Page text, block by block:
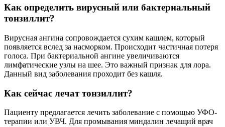
Как определить вирусный или бактериальный
тонзиллит?
Вирусная ангина сопровождается сухим кашлем, который
появляется вслед за насморком. Происходит частичная потеря
голоса. При бактериальной ангине увеличиваются
лимфатические узлы на шее. Это важный признак для лора.
Данный вид заболевания проходит без кашля.
Как сейчас лечат тонзиллит?
Пациенту предлагается лечить заболевание с помощью УФО-
терапии или УВЧ. Для промывания миндалин лечащий врач